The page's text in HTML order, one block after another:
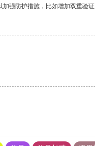
强防护措施，比如增加双重验